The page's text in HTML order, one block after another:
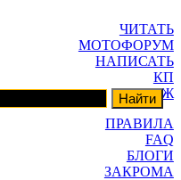
ЧИТАТЬ
МОТОФОРУМ
НАПИСАТЬ
КП
ГАРАЖ
ПРАВИЛА
FAQ
БЛОГИ
ЗАКРОМА